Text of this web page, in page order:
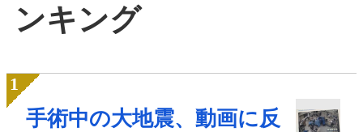
ンキング
手術中の大地震、動画に反